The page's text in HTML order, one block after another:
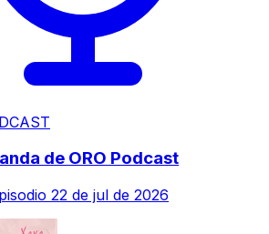
de ORO Podcast
22 de jul de 2026